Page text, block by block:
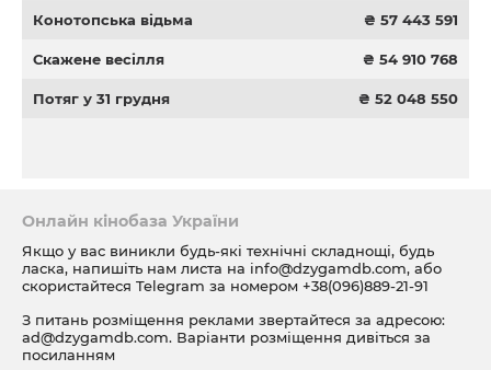
Конотопська відьма ₴ 57 443 591
Скажене весілля ₴ 54 910 768
Потяг у 31 грудня ₴ 52 048 550
Онлайн кінобаза України
Якщо у вас виникли будь-які технічні складнощі, будь
ласка, напишіть нам листа на info@dzygamdb.com, або
скористайтеся Telegram за номером +38(096)889-21-91
З питань розміщення реклами звертайтеся за адресою:
ad@dzygamdb.com. Варіанти розміщення дивіться за
посиланням